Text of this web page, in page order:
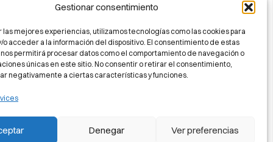
Gestionar consentimiento
las mejores experiencias, utilizamos tecnologías como las cookies para
o acceder a la información del dispositivo. El consentimiento de estas
permitirá procesar datos como el comportamiento de navegación o
únicas en este sitio. No consentir o retirar el consentimiento,
negativamente a ciertas características y funciones.
Denegar Ver preferencias